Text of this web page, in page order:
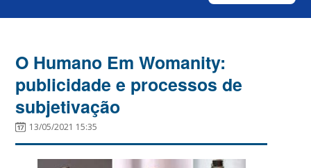
O Humano Em Womanity:
publicidade e processos de
subjetivação
13/05/2021 15:35